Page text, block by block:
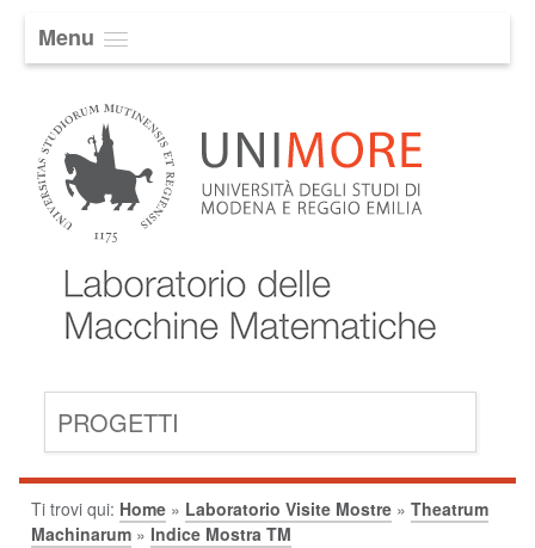
Menu
PROGETTI
Ti trovi qui: Home » Laboratorio Visite Mostre » Theatrum
Machinarum » Indice Mostra TM